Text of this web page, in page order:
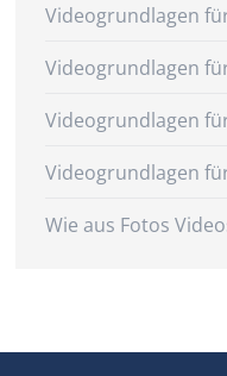
Videogrundlagen
Videogrundlagen
Videogrundlagen
Videogrundlagen
Wie aus Fotos